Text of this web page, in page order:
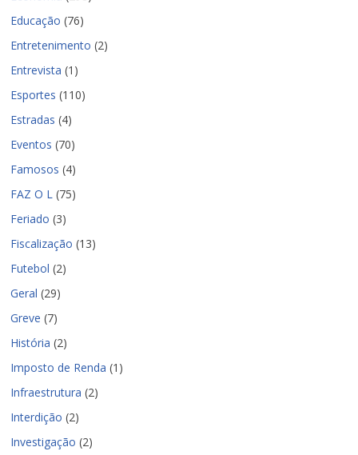
Educação (76)
Entretenimento (2)
Entrevista (1)
Esportes (110)
Estradas (4)
Eventos (70)
Famosos (4)
FAZ O L (75)
Feriado (3)
Fiscalização (13)
Futebol (2)
Geral (29)
Greve (7)
História (2)
Imposto de Renda (1)
Infraestrutura (2)
Interdição (2)
Investigação (2)